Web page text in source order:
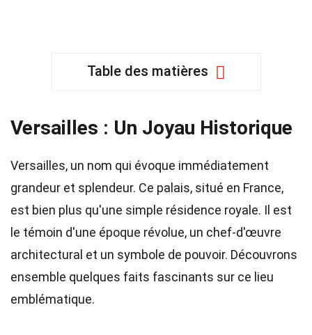
Table des matières
Versailles : Un Joyau Historique
Versailles, un nom qui évoque immédiatement
grandeur et splendeur. Ce palais, situé en France,
est bien plus qu'une simple résidence royale. Il est
le témoin d'une époque révolue, un chef-d'œuvre
architectural et un symbole de pouvoir. Découvrons
ensemble quelques faits fascinants sur ce lieu
emblématique.